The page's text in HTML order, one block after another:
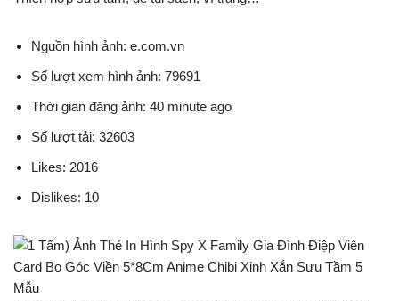
Nguồn hình ảnh: e.com.vn
Số lượt xem hình ảnh: 79691
Thời gian đăng ảnh: 40 minute ago
Số lượt tải: 32603
Likes: 2016
Dislikes: 10